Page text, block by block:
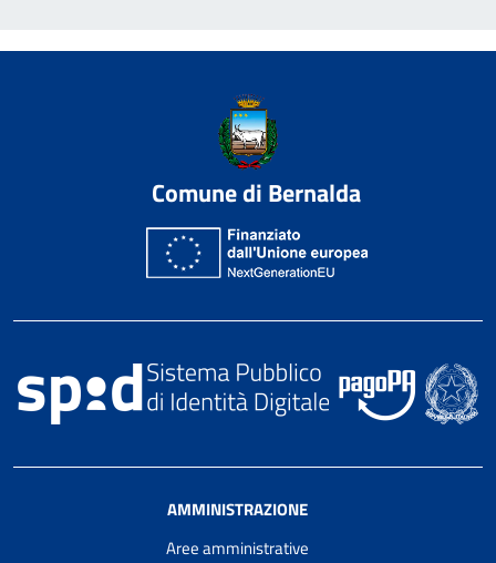
Comune di Bernalda
AMMINISTRAZIONE
Aree amministrative